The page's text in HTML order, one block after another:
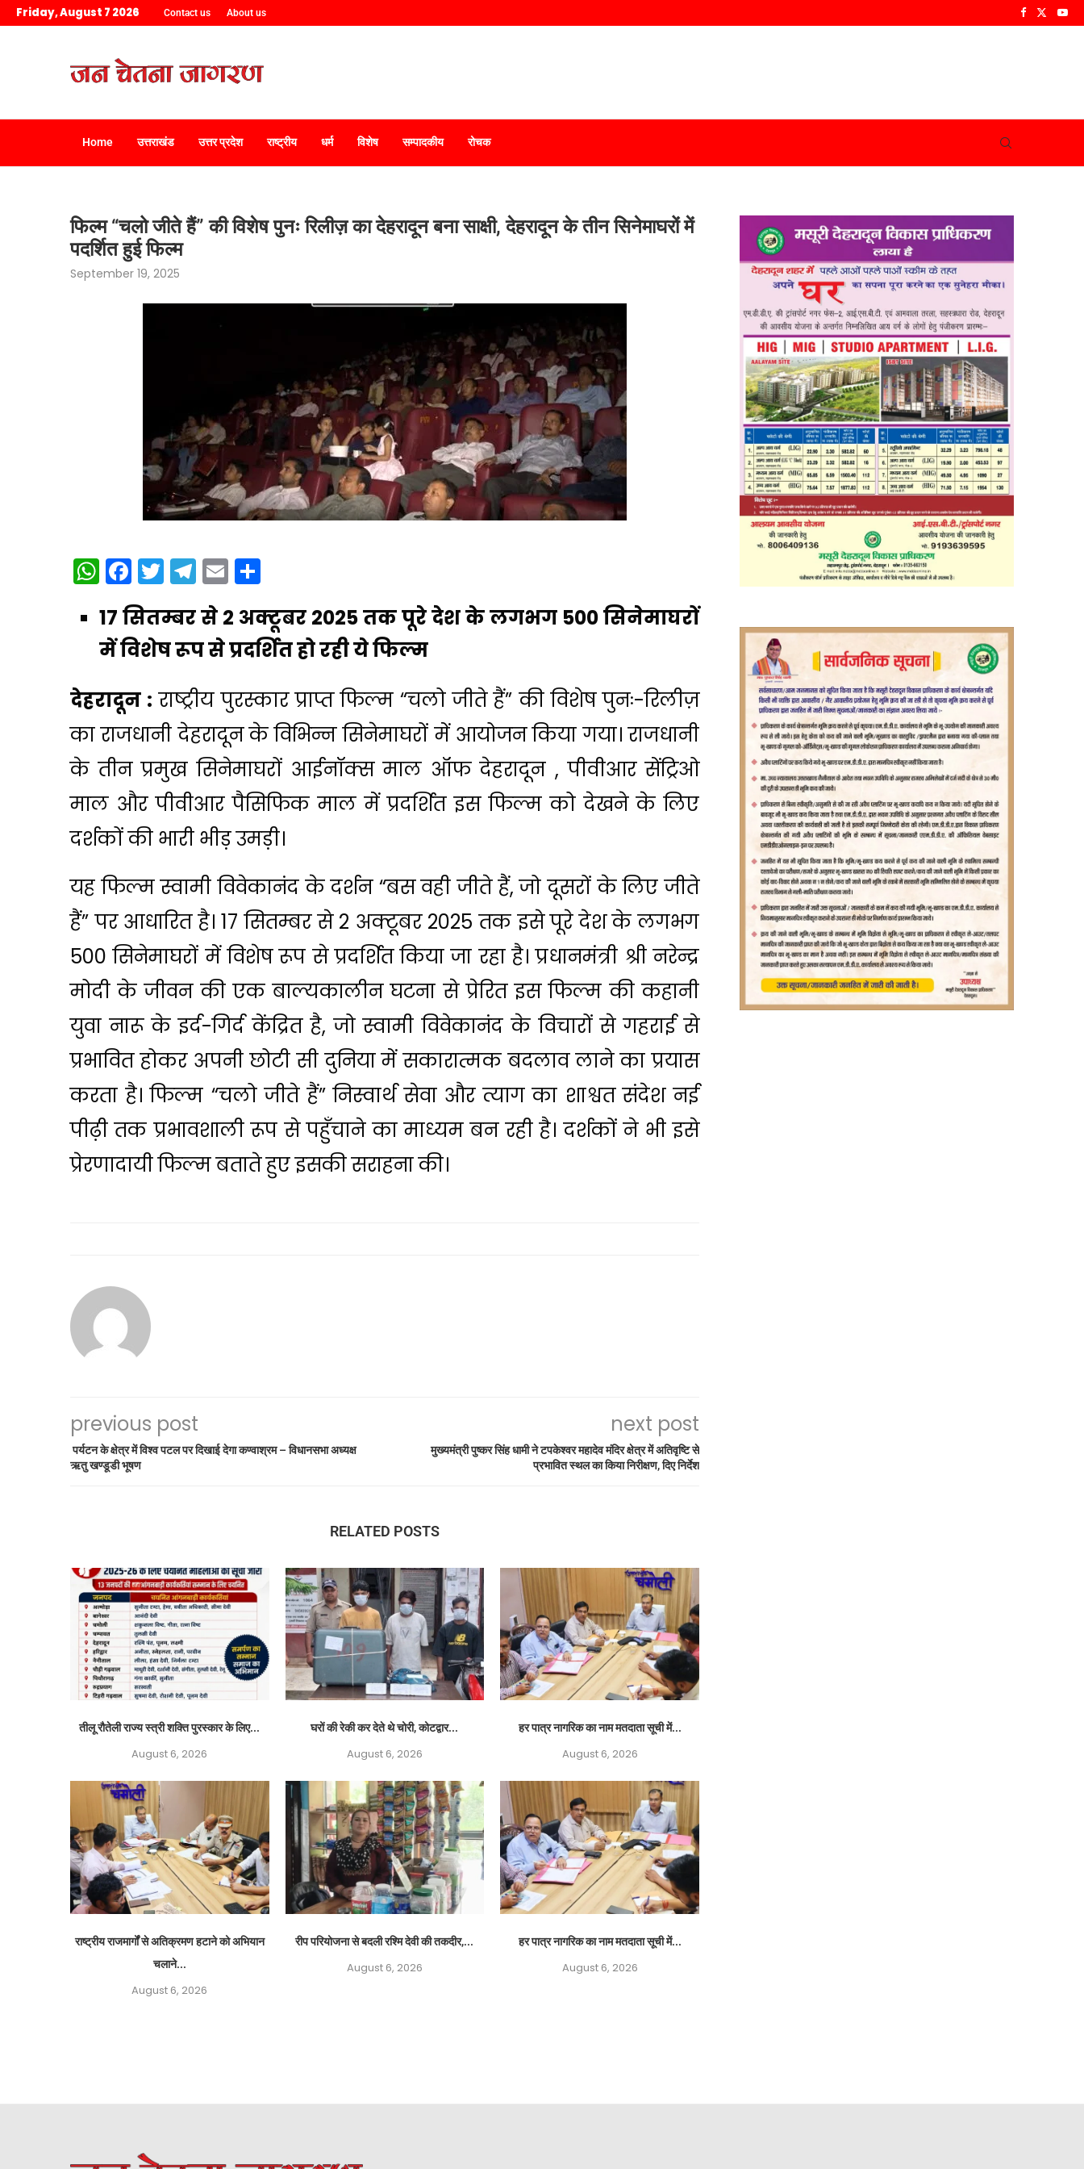
Friday, August 7 2026 Contact us About us
Home उत्तराखंड उत्तर प्रदेश राष्ट्रीय धर्म विशेष सम्पादकीय रोचक
फिल्म “चलो जीते हैं” की विशेष पुनः रिलीज़ का देहरादून बना साक्षी, देहरादून के तीन सिनेमाघरों में
पदर्शित हुई फिल्म
September 19, 2025
WhatsApp
Facebook
Twitter
Telegram
Email
⁠17 सितम्बर से 2 अक्टूबर 2025 तक पूरे देश के लगभग 500 सिनेमाघरों
में विशेष रूप से प्रदर्शित हो रही ये फिल्म
देहरादून : राष्ट्रीय पुरस्कार प्राप्त फिल्म “चलो जीते हैं” की विशेष पुनः-रिलीज़
का राजधानी देहरादून के विभिन्न सिनेमाघरों में आयोजन किया गया। राजधानी
के तीन प्रमुख सिनेमाघरों आईनॉक्स माल ऑफ देहरादून , पीवीआर सेंट्रिओ
माल और पीवीआर पैसिफिक माल में प्रदर्शित इस फिल्म को देखने के लिए
दर्शकों की भारी भीड़ उमड़ी।
यह फिल्म स्वामी विवेकानंद के दर्शन “बस वही जीते हैं, जो दूसरों के लिए जीते
हैं” पर आधारित है। 17 सितम्बर से 2 अक्टूबर 2025 तक इसे पूरे देश के लगभग
500 सिनेमाघरों में विशेष रूप से प्रदर्शित किया जा रहा है। प्रधानमंत्री श्री नरेन्द्र
मोदी के जीवन की एक बाल्यकालीन घटना से प्रेरित इस फिल्म की कहानी
युवा नारू के इर्द-गिर्द केंद्रित है, जो स्वामी विवेकानंद के विचारों से गहराई से
प्रभावित होकर अपनी छोटी सी दुनिया में सकारात्मक बदलाव लाने का प्रयास
करता है। फिल्म “चलो जीते हैं” निस्वार्थ सेवा और त्याग का शाश्वत संदेश नई
पीढ़ी तक प्रभावशाली रूप से पहुँचाने का माध्यम बन रही है। दर्शकों ने भी इसे
प्रेरणादायी फिल्म बताते हुए इसकी सराहना की।
previous post
पर्यटन के क्षेत्र में विश्व पटल पर दिखाई देगा कण्वाश्रम – विधानसभा अध्यक्ष
ऋतु खण्डूडी भूषण
next post
मुख्यमंत्री पुष्कर सिंह धामी ने टपकेश्वर महादेव मंदिर क्षेत्र में अतिवृष्टि से
प्रभावित स्थल का किया निरीक्षण, दिए निर्देश
RELATED POSTS
तीलू रौतेली राज्य स्त्री शक्ति पुरस्कार के लिए...
August 6, 2026
घरों की रेकी कर देते थे चोरी, कोटद्वार...
August 6, 2026
हर पात्र नागरिक का नाम मतदाता सूची में...
August 6, 2026
राष्ट्रीय राजमार्गों से अतिक्रमण हटाने को अभियान
चलाने...
August 6, 2026
रीप परियोजना से बदली रश्मि देवी की तकदीर,...
August 6, 2026
हर पात्र नागरिक का नाम मतदाता सूची में...
August 6, 2026